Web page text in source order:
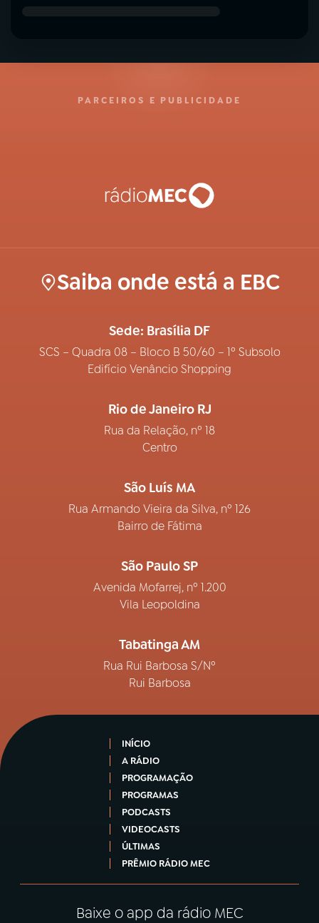
PARCEIROS E PUBLICIDADE
Saiba onde está a EBC
Sede: Brasília DF
SCS – Quadra 08 – Bloco B 50/60 – 1º Subsolo
Edifício Venâncio Shopping
Rio de Janeiro RJ
Rua da Relação, nº 18
Centro
São Luís MA
Rua Armando Vieira da Silva, nº 126
Bairro de Fátima
São Paulo SP
Avenida Mofarrej, nº 1.200
Vila Leopoldina
Tabatinga AM
Rua Rui Barbosa S/Nº
Rui Barbosa
INÍCIO
A RÁDIO
PROGRAMAÇÃO
PROGRAMAS
PODCASTS
VIDEOCASTS
ÚLTIMAS
PRÊMIO RÁDIO MEC
Baixe o app da rádio MEC